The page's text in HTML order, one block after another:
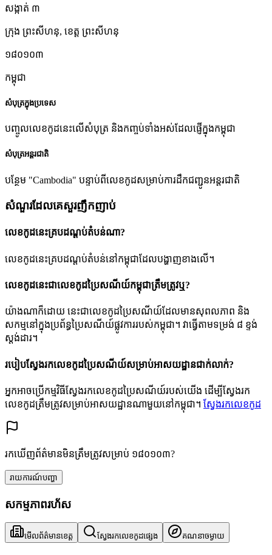
សង្កាត់ ៣
ក្រុង ព្រះសីហនុ, ខេត្ត ព្រះសីហនុ
១៨០១០៣
កម្ពុជា
សំបុត្រក្នុងប្រទេស
បញ្ចូលលេខកូដនេះលើសំបុត្រ និងកញ្ចប់ទាំងអស់ដែលផ្ញើក្នុងកម្ពុជា
សំបុត្រអន្តរជាតិ
បន្ថែម "Cambodia" បន្ទាប់ពីលេខកូដសម្រាប់ការដឹកជញ្ជូនអន្តរជាតិ
សំណួរដែលគេសួរញឹកញាប់
លេខកូដនេះគ្របដណ្តប់តំបន់ណា?
លេខកូដនេះគ្របដណ្តប់តំបន់នៅកម្ពុជាដែលបង្ហាញខាងលើ។
លេខកូដនេះជាលេខកូដប្រៃសណីយ៍កម្ពុជាត្រឹមត្រូវឬ?
យ៉ាងណាក៏ដោយ នេះជាលេខកូដប្រៃសណីយ៍ដែលមានសុពលភាព និង
សកម្មនៅក្នុងប្រព័ន្ធប្រៃសណីយ៍ផ្លូវការរបស់កម្ពុជា។ វាធ្វើតាមទម្រង់ ៨ ខ្ទង់
ស្តង់ដារ។
របៀបស្វែងរកលេខកូដប្រៃសណីយ៍សម្រាប់អាសយដ្ឋានជាក់លាក់?
អ្នកអាចប្រើកម្មវិធីស្វែងរកលេខកូដប្រៃសណីយ៍របស់យើង ដើម្បីស្វែងរក
លេខកូដត្រឹមត្រូវសម្រាប់អាសយដ្ឋានណាមួយនៅកម្ពុជា។ ស្វែងរកលេខកូដ
រកឃើញព័ត៌មានមិនត្រឹមត្រូវសម្រាប់ ១៨០១០៣?
រាយការណ៍បញ្ហា
សកម្មភាពរហ័ស
មើលព័ត៌មានខេត្ត ស្វែងរកលេខកូដផ្សេង គណនាចម្ងាយ